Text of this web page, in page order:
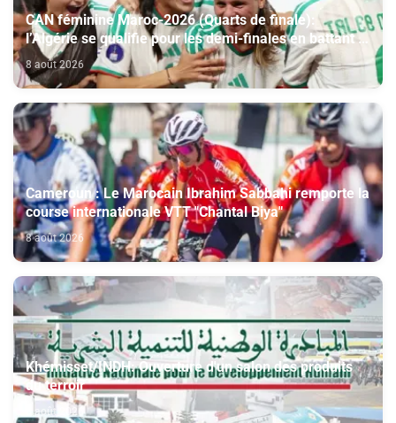
CAN féminine Maroc-2026 (Quarts de finale):
l’Algérie se qualifie pour les demi-finales en battant la
Côte d’Ivoire (2-1)
8 août 2026
Cameroun : Le Marocain Ibrahim Sabbahi remporte la
course internationale VTT "Chantal Biya"
8 août 2026
Khémisset/INDH: Ouverture d'un salon des produits
du terroir
8 août 2026